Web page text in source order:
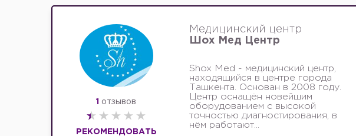
1 отзывов
РЕКОМЕНДОВАТЬ
Медицинский центр
Шох Мед Центр
Shox Med - медицинский центр,
находящийся в центре города
Ташкента. Основан в 2008 году.
Центр оснащён новейшим
оборудованием с высокой
точностью диагностирования, в
нём работают...